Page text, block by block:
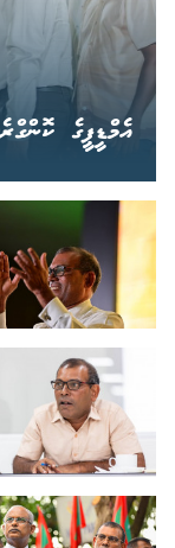
އެމްޑީޕީގެ